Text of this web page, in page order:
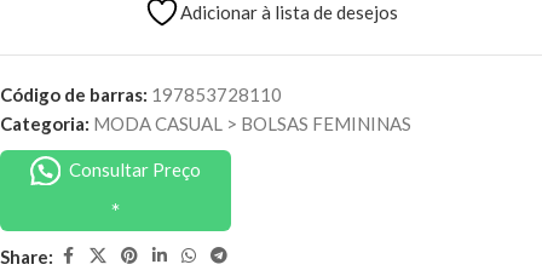
Adicionar à lista de desejos
Código de barras: 197853728110
Categoria: MODA CASUAL > BOLSAS FEMININAS
Consultar Preço
Share: